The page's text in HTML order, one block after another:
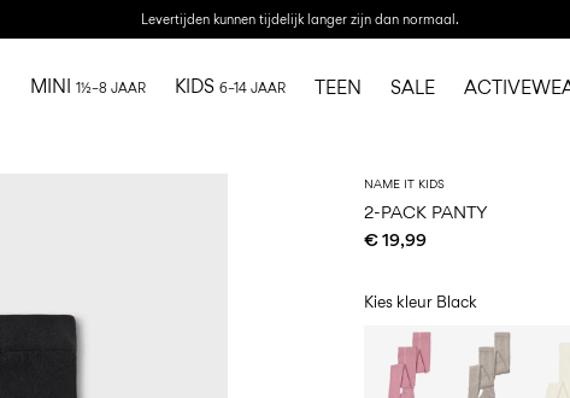
Levertijden kunnen tijdelijk langer zijn dan normaal.
MINI 1½–8 JAAR KIDS 6–14 JAAR TEEN SALE
NAME IT KIDS
2-PACK PANTY
€ 19,99
Kies kleur Black